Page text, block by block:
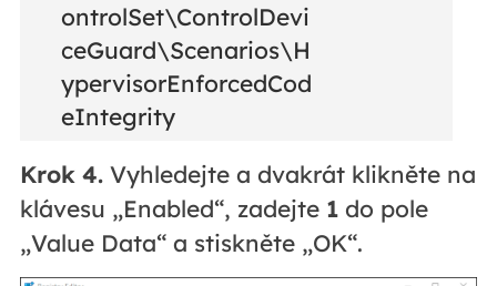
ontrolSet\ControlDevi
ceGuard\Scenarios\H
ypervisorEnforcedCod
eIntegrity
Krok 4.Vyhledejte a dvakrát klikněte na
klávesu „Enabled“, zadejte 1do pole
„Value Data“ a stiskněte „OK“.